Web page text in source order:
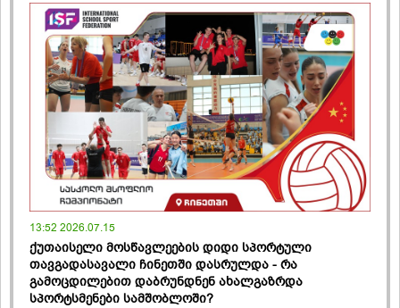
13:52 2026.07.15
ქუთაისელი მოსწავლეების დიდი სპორტული
თავგადასავალი ჩინეთში დასრულდა - რა
გამოცდილებით დაბრუნდნენ ახალგაზრდა
სპორტსმენები სამშობლოში?